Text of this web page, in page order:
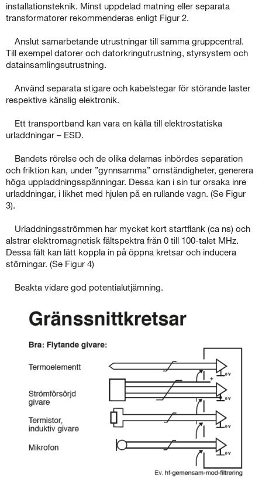
installationsteknik. Minst uppdelad matning eller separata
transformatorer rekommenderas enligt Figur 2.
Anslut samarbetande utrustningar till samma gruppcentral.
Till exempel datorer och datorkringutrustning, styrsystem och
datainsamlingsutrustning.
Använd separata stigare och kabelstegar för störande laster
respektive känslig elektronik.
Ett transportband kan vara en källa till elektrostatiska
urladdningar – ESD.
Bandets rörelse och de olika delarnas inbördes separation
och friktion kan, under ”gynnsamma” omständigheter, generera
höga uppladdningsspänningar. Dessa kan i sin tur orsaka inre
urladdningar, i likhet med hjulen på en rullande vagn. (Se Figur
3).
Urladdningsströmmen har mycket kort startflank (ca ns) och
alstrar elektromagnetisk fältspektra från 0 till 100-talet MHz.
Dessa fält kan lätt koppla in på öppna kretsar och inducera
störningar. (Se Figur 4)
Beakta vidare god potentialutjämning.